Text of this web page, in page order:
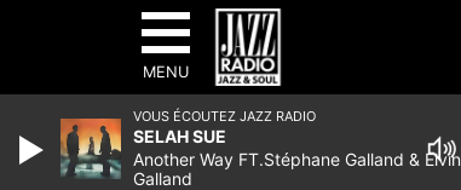
MENU
VOUS ÉCOUTEZ JAZZ RADIO
SELAH SUE
Another Way FT.Stéphane Galland & Elvin
Galland